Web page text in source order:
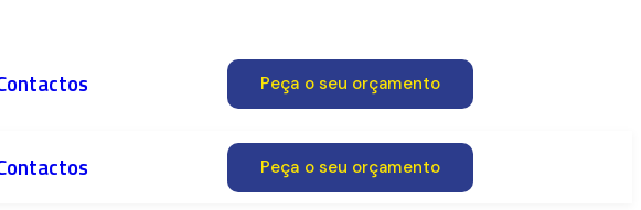
Peça o seu orçamento
Peça o seu orçamento